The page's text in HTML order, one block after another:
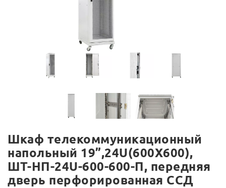
Шкаф телекоммуникационный
напольный 19”,24U(600X600),
ШТ-НП-24U-600-600-П, передняя
дверь перфорированная ССД